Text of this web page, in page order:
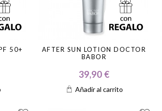
50+
AFTER SUN LOTION DOCTOR
BABOR
39,90 €
Añadir al carrito